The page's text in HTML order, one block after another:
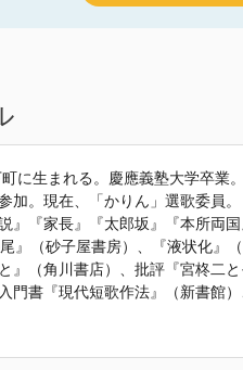
に生まれる。慶應義塾大学卒業
加。現在、「かりん」選歌委員
』『家長』『太郎坂』『本所両
』（砂子屋書房）、『液状化』
』（角川書店）、批評『宮柊二
門書『現代短歌作法』（新書館
身は努めたり』 で使われていた